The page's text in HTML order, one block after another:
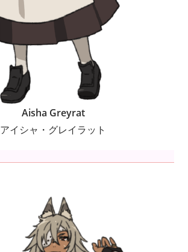
Aisha Greyrat
アイシャ・グレイラット